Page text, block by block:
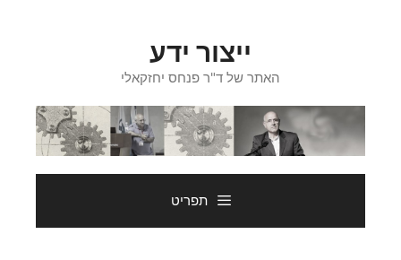
ייצור ידע
האתר של ד"ר פנחס יחזקאלי
תפריט